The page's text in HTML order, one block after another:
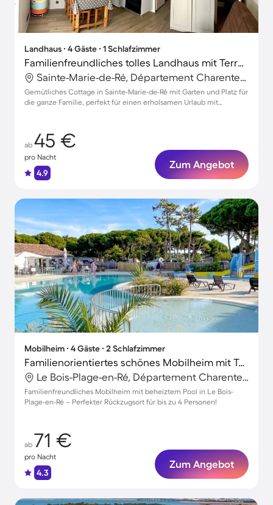
Landhaus ∙ 4 Gäste ∙ 1 Schlafzimmer
Familienfreundliches tolles Landhaus mit Terrasse, Garten und Grill | Stadtblick | Neben dem Strand | Haustierfreundlich
Sainte-Marie-de-Ré, Département Charente-Maritime, Frankreich
Gemütliches Cottage in Sainte-Marie-de-Ré mit Garten und Platz für
die ganze Familie, perfekt für einen erholsamen Urlaub mit
ab 45 €
pro Nacht
4.9
Zum Angebot
Mobilheim ∙ 4 Gäste ∙ 2 Schlafzimmer
Familienorientiertes schönes Mobilheim mit Terrasse und beheiztem Pool | Haustiere sind willkommen
Le Bois-Plage-en-Ré, Département Charente-Maritime, Frankreich
Familienfreundliches Mobilheim mit beheiztem Pool in Le Bois-
Plage-en-Ré – Perfekter Rückzugsort für bis zu 4 Personen!
ab 71 €
pro Nacht
4.3
Zum Angebot